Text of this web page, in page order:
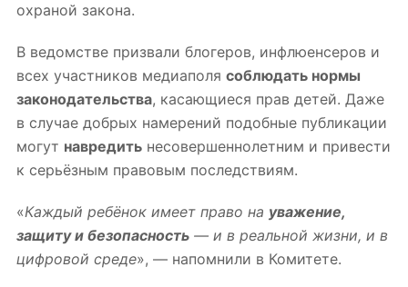
охраной закона.
В ведомстве призвали блогеров, инфлюенсеров и
всех участников медиаполя соблюдать нормы
законодательства, касающиеся прав детей. Даже
в случае добрых намерений подобные публикации
могут навредитьнесовершеннолетним и привести
к серьёзным правовым последствиям.
«Каждый ребёнок имеет право на уважение,
защиту и безопасность— и в реальной жизни, и в
цифровой среде», — напомнили в Комитете.